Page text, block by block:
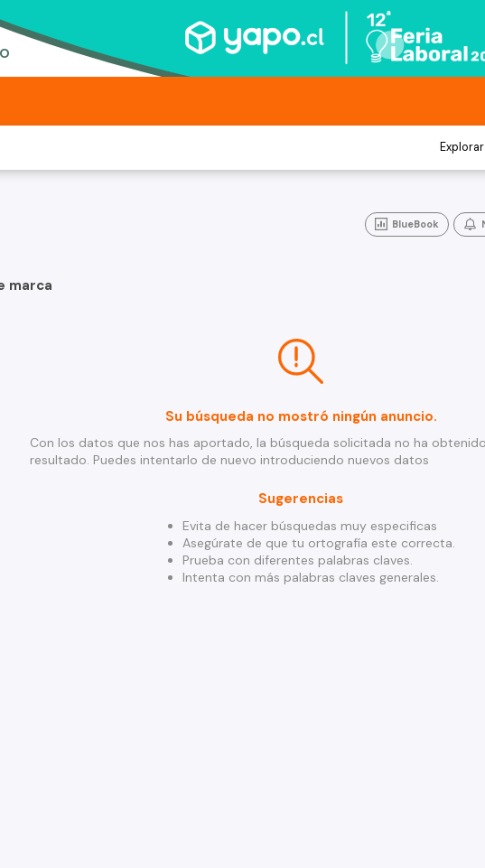
BlueBook
marca
Su búsqueda no mostró ningún anuncio.
Con los datos que nos has aportado, la búsqueda solicitada no ha
resultado. Puedes intentarlo de nuevo introduciendo nuevos datos
Sugerencias
Evita de hacer búsquedas muy especificas
Asegúrate de que tu ortografía este correcta.
Prueba con diferentes palabras claves.
Intenta con más palabras claves generales.